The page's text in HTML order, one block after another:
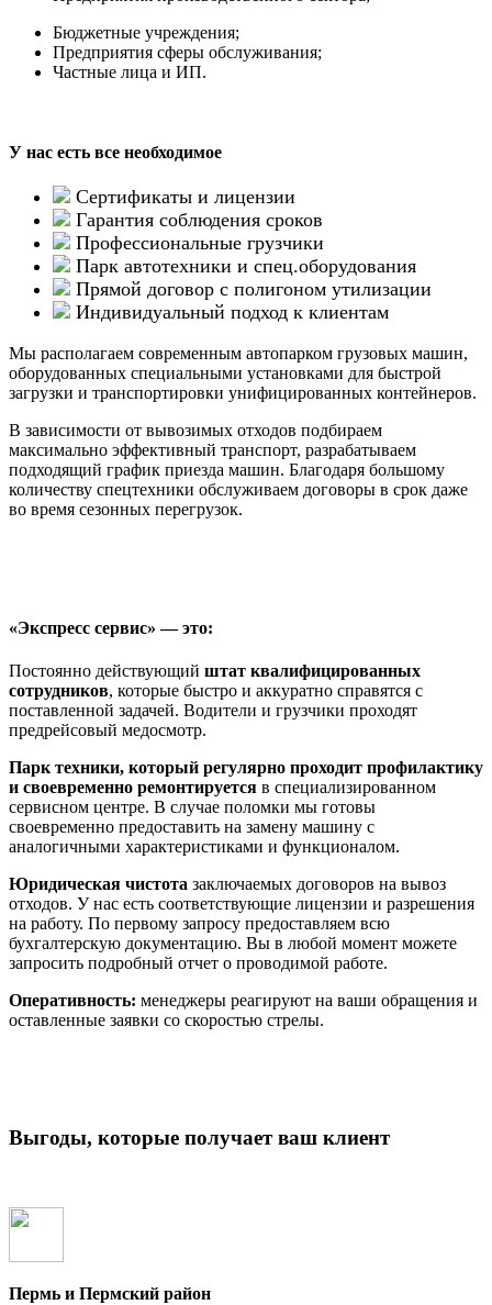
Бюджетные учреждения;
Предприятия сферы обслуживания;
Частные лица и ИП.
У нас есть все необходимое
Сертификаты и лицензии
Гарантия соблюдения сроков
Профессиональные грузчики
Парк автотехники и спец.оборудования
Прямой договор с полигоном утилизации
Индивидуальный подход к клиентам
Мы располагаем современным автопарком грузовых машин,
оборудованных специальными установками для быстрой
загрузки и транспортировки унифицированных контейнеров.
В зависимости от вывозимых отходов подбираем
максимально эффективный транспорт, разрабатываем
подходящий график приезда машин. Благодаря большому
количеству спецтехники обслуживаем договоры в срок даже
во время сезонных перегрузок.
«Экспресс сервис» — это:
Постоянно действующий штат квалифицированных
сотрудников, которые быстро и аккуратно справятся с
поставленной задачей. Водители и грузчики проходят
предрейсовый медосмотр.
Парк техники, который регулярно проходит профилактику
и своевременно ремонтируется в специализированном
сервисном центре. В случае поломки мы готовы
своевременно предоставить на замену машину с
аналогичными характеристиками и функционалом.
Юридическая чистота заключаемых договоров на вывоз
отходов. У нас есть соответствующие лицензии и разрешения
на работу. По первому запросу предоставляем всю
бухгалтерскую документацию. Вы в любой момент можете
запросить подробный отчет о проводимой работе.
Оперативность: менеджеры реагируют на ваши обращения и
оставленные заявки со скоростью стрелы.
Выгоды, которые получает ваш клиент
Пермь и Пермский район